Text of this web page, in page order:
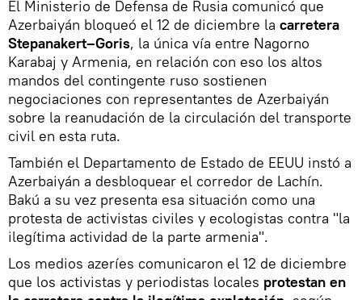
El Ministerio de Defensa de Rusia comunicó que
Azerbaiyán bloqueó el 12 de diciembre la carretera
Stepanakert–Goris, la única vía entre Nagorno
Karabaj y Armenia, en relación con eso los altos
mandos del contingente ruso sostienen
negociaciones con representantes de Azerbaiyán
sobre la reanudación de la circulación del transporte
civil en esta ruta.
También el Departamento de Estado de EEUU instó a
Azerbaiyán a desbloquear el corredor de Lachín.
Bakú a su vez presenta esa situación como una
protesta de activistas civiles y ecologistas contra "la
ilegítima actividad de la parte armenia".
Los medios azeríes comunicaron el 12 de diciembre
que los activistas y periodistas locales protestan en